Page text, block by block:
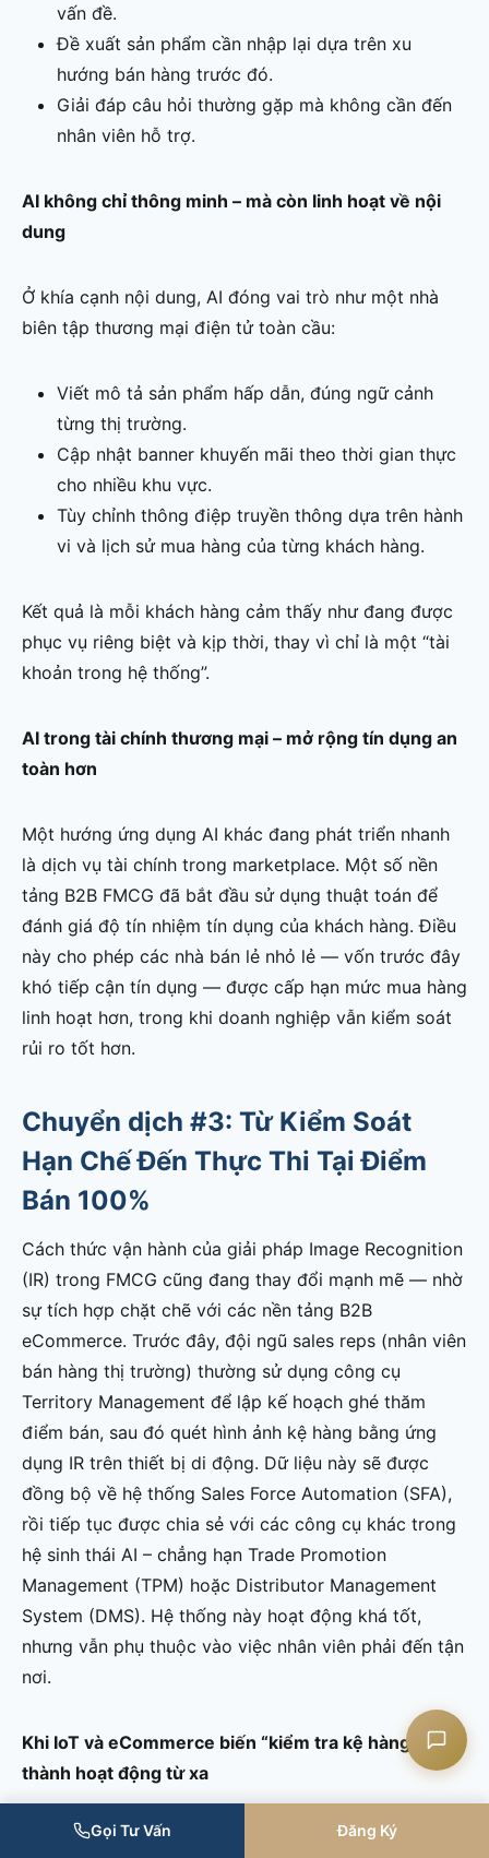
vấn đề.
Đề xuất sản phẩm cần nhập lại dựa trên xu
hướng bán hàng trước đó.
Giải đáp câu hỏi thường gặp mà không cần đến
nhân viên hỗ trợ.
AI không chỉ thông minh – mà còn linh hoạt về nội
dung
Ở khía cạnh nội dung, AI đóng vai trò như một nhà
biên tập thương mại điện tử toàn cầu:
Viết mô tả sản phẩm hấp dẫn, đúng ngữ cảnh
từng thị trường.
Cập nhật banner khuyến mãi theo thời gian thực
cho nhiều khu vực.
Tùy chỉnh thông điệp truyền thông dựa trên hành
vi và lịch sử mua hàng của từng khách hàng.
Kết quả là mỗi khách hàng cảm thấy như đang được
phục vụ riêng biệt và kịp thời, thay vì chỉ là một “tài
khoản trong hệ thống”.
AI trong tài chính thương mại – mở rộng tín dụng an
toàn hơn
Một hướng ứng dụng AI khác đang phát triển nhanh
là dịch vụ tài chính trong marketplace. Một số nền
tảng B2B FMCG đã bắt đầu sử dụng thuật toán để
đánh giá độ tín nhiệm tín dụng của khách hàng. Điều
này cho phép các nhà bán lẻ nhỏ lẻ — vốn trước đây
khó tiếp cận tín dụng — được cấp hạn mức mua hàng
linh hoạt hơn, trong khi doanh nghiệp vẫn kiểm soát
rủi ro tốt hơn.
Chuyển dịch #3: Từ Kiểm Soát
Hạn Chế Đến Thực Thi Tại Điểm
Bán 100%
Cách thức vận hành của giải pháp Image Recognition
(IR) trong FMCG cũng đang thay đổi mạnh mẽ — nhờ
sự tích hợp chặt chẽ với các nền tảng B2B
eCommerce. Trước đây, đội ngũ sales reps (nhân viên
bán hàng thị trường) thường sử dụng công cụ
Territory Management để lập kế hoạch ghé thăm
điểm bán, sau đó quét hình ảnh kệ hàng bằng ứng
dụng IR trên thiết bị di động. Dữ liệu này sẽ được
đồng bộ về hệ thống Sales Force Automation (SFA),
rồi tiếp tục được chia sẻ với các công cụ khác trong
hệ sinh thái AI – chẳng hạn Trade Promotion
Management (TPM) hoặc Distributor Management
System (DMS). Hệ thống này hoạt động khá tốt,
nhưng vẫn phụ thuộc vào việc nhân viên phải đến tận
nơi.
Khi IoT và eCommerce biến “kiểm tra kệ hàng”
thành hoạt động từ xa
Giờ đây, với sự phổ biến của IoT và nền tảng thương
Gọi Tư Vấn Đăng Ký
Liên hệ CASK
Chat Zalo
Chat Facebook
Yêu cầu tư vấn